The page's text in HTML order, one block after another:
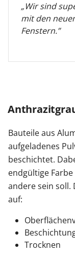
„Wir sind
mit den
Fenstern.”
Bauteile aus
aufgeladenes
beschichtet.
endgültige
andere sein soll.
auf:
Trocknen